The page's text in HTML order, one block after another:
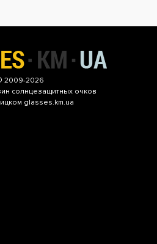
2009-2026
солнцезащитных очков
glasses.km.ua